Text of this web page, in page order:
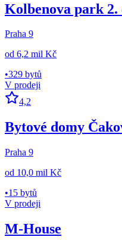
Kolbenova park 2.
Praha 9
od 6,2 mil Kč
•329 bytů
V prodeji
4,2
Bytové domy
Praha 9
od 10,0 mil Kč
•15 bytů
V prodeji
M-House